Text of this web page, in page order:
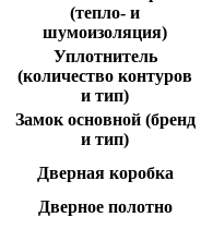
(тепло- и
шумоизоляция)
Уплотнитель
(количество контуров
и тип)
Замок основной (бренд
и тип)
Дверная коробка
Дверное полотно